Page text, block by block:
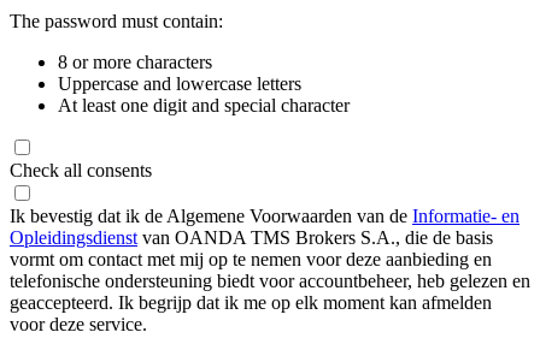
The password must contain:
8 or more characters
Uppercase and lowercase letters
At least one digit and special character
Check all consents
Ik bevestig dat ik de Algemene Voorwaarden van de Informatie- en
Opleidingsdienst van OANDA TMS Brokers S.A., die de basis
vormt om contact met mij op te nemen voor deze aanbieding en
telefonische ondersteuning biedt voor accountbeheer, heb gelezen en
geaccepteerd. Ik begrijp dat ik me op elk moment kan afmelden
voor deze service.